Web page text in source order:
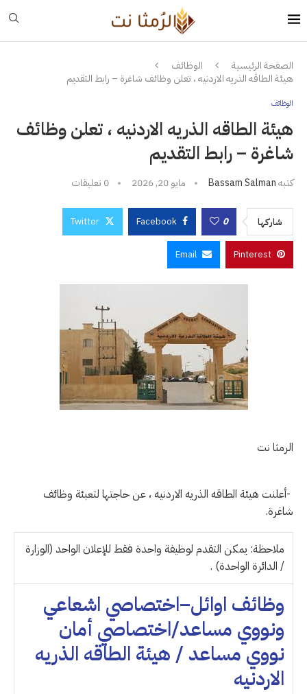
الصفحة الرئيسية
الوظائف
هيئة الطاقه الذريه الاردنيه ، تعلن وظائف شاغرة – رابط التقديم
الوظائف
هيئة الطاقه الذريه الاردنيه ، تعلن وظائف
شاغرة – رابط التقديم
كتبهBassam Salman مايو 20, 2026 0 تعليقات
شاركها 0
Facebook
Twitter
Pinterest
Email
الرمثا نت
-أعلنت هيئة الطاقه الذريه الاردنيه ، عن حاجتها لتعبئة وظائف
شاغرة.
ملاحظة: يمكن التقدم لوظيفة واحدة فقط للإعلان الواحد (الوزارة
/ الدائرة الواحدة) .
وظائف اوائل–اختصاصي اشعاعي
ونووي مساعد/اختصاصي أمان
نووي مساعد / هيئة الطاقه الذريه
الاردنيه